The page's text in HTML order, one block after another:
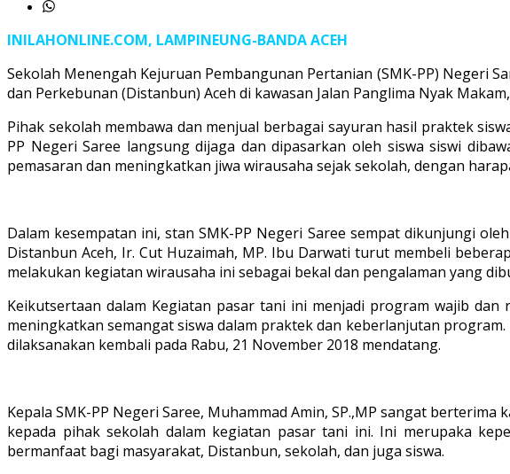
INILAHONLINE.COM, LAMPINEUNG-BANDA ACEH
Sekolah Menengah Kejuruan Pembangunan Pertanian (SMK-PP) Negeri
dan Perkebunan (Distanbun) Aceh di kawasan Jalan Panglima Nyak
Pihak sekolah membawa dan menjual berbagai sayuran hasil praktek
PP Negeri Saree langsung dijaga dan dipasarkan oleh siswa siswi
pemasaran dan meningkatkan jiwa wirausaha sejak sekolah, dengan
Dalam kesempatan ini, stan SMK-PP Negeri Saree sempat dikunjungi
Distanbun Aceh, Ir. Cut Huzaimah, MP. Ibu Darwati turut membeli
melakukan kegiatan wirausaha ini sebagai bekal dan pengalaman yang
Keikutsertaan dalam Kegiatan pasar tani ini menjadi program wajib
meningkatkan semangat siswa dalam praktek dan keberlanjutan
dilaksanakan kembali pada Rabu, 21 November 2018 mendatang.
Kepala SMK-PP Negeri Saree, Muhammad Amin, SP.,MP sangat
kepada pihak sekolah dalam kegiatan pasar tani ini. Ini merupaka
bermanfaat bagi masyarakat, Distanbun, sekolah, dan juga siswa.